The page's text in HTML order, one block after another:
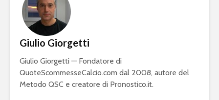
Giulio Giorgetti
Giulio Giorgetti — Fondatore di
QuoteScommesseCalcio.com dal 2008, autore del
Metodo QSC e creatore di Pronostico.it.